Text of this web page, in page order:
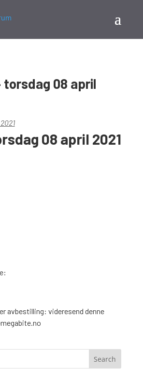
torsdag 08 april
08 april 2021
avbestilling: videresend denne